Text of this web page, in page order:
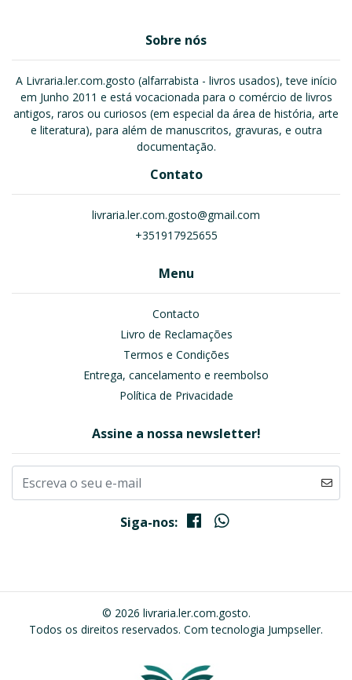
Sobre nós
A Livraria.ler.com.gosto (alfarrabista - livros usados), teve início
em Junho 2011 e está vocacionada para o comércio de livros
antigos, raros ou curiosos (em especial da área de história, arte
e literatura), para além de manuscritos, gravuras, e outra
documentação.
Contato
livraria.ler.com.gosto@gmail.com
+351917925655
Menu
Contacto
Livro de Reclamações
Termos e Condições
Entrega, cancelamento e reembolso
Política de Privacidade
Assine a nossa newsletter!
Siga-nos:
© 2026 livraria.ler.com.gosto.
Todos os direitos reservados. Com tecnologia Jumpseller.